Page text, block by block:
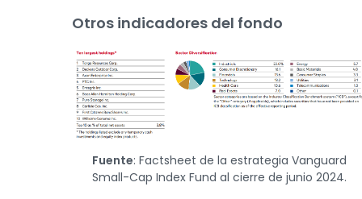
Otros indicadores del fondo
Fuente: Factsheet de la estrategia Vanguard
Small-Cap Index Fund al cierre de junio 2024.